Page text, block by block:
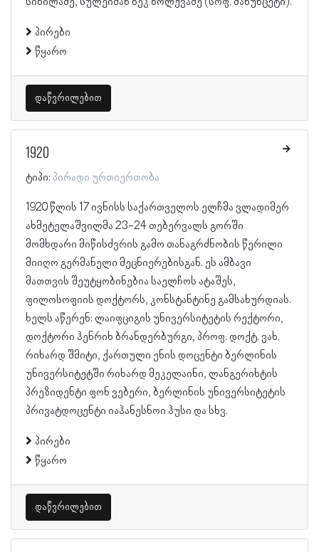
პირები
წყარო
დაწვრილებით
1920
ტიპი: პირადი ურთიერთობა
1920 წლის 17 ივნისს საქართველოს ელჩმა ვლადიმერ
ახმეტელაშვილმა 23-24 თებერვალს გორში
მომხდარი მიწისძვრის გამო თანაგრძნობის წერილი
მიიღო გერმანელი მეცნიერებისგან. ეს ამბავი
მათთვის შეუტყობინებია საელჩოს ატაშეს,
ფილოსოფიის დოქტორს, კონსტანტინე გამსახურდიას.
ხელს აწერენ: ლაიფციგის უნივერსიტეტის რექტორი,
დოქტორი ჰენრიხ ბრანდერბურგი, პროფ. დოქტ. ვახ.
რიხარდ შმიტი, ქართული ენის დოცენტი ბერლინის
უნივერსიტეტში რიხარდ მეკელაინი, ლანგერიხტის
პრეზიდენტი ფონ ვებერი, ბერლინის უნივერსიტეტის
პრივატდოცენტი იაჰანესნოი ჰუსი და სხვ.
პირები
წყარო
დაწვრილებით